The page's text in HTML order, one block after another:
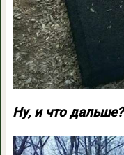
Ну, и что дальше?